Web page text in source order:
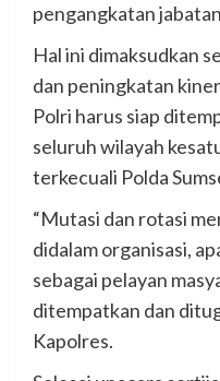
pengangkatan
Hal ini dimaksudkan
dan peningkatan
Polri harus siap
seluruh wilayah
terkecuali Polda
“Mutasi dan rotasi
didalam organisasi,
sebagai pelayan
ditempatkan dan
Kapolres.